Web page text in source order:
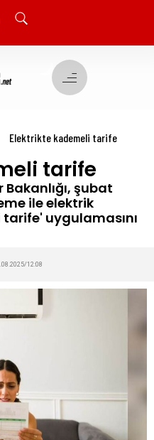
Elektrikte kademeli tarife
tarife
şubat
ile elektrik
uygulamasını
12:08